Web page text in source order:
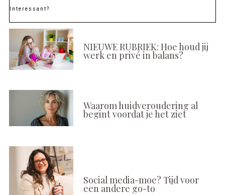
Interessant?
NIEUWE RUBRIEK: Hoe houd jij
werk en privé in balans?
Waarom huidveroudering al
begint voordat je het ziet
Social media-moe? Tijd voor
een andere go-to